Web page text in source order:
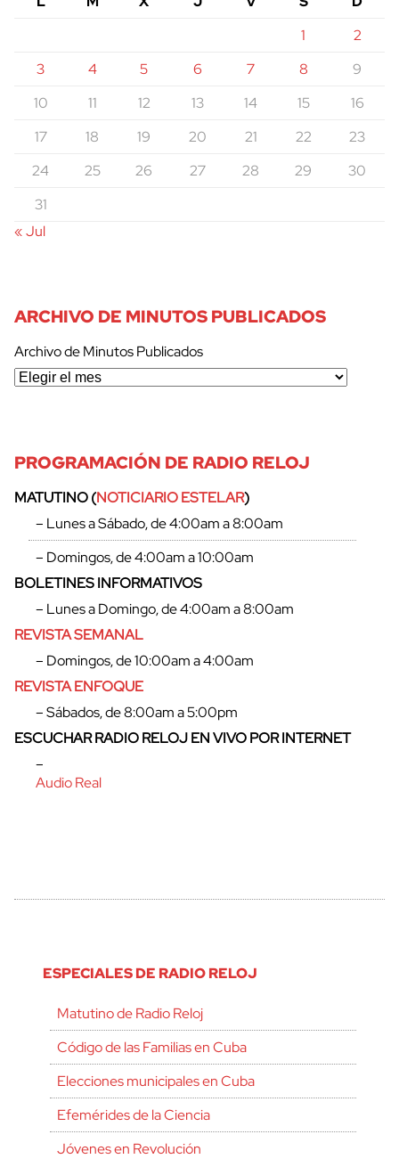
1
2
3
4 5 6 7 8
9
10
11 12 13 14 15
16
17
18 19 20 21 22
23
24
25 26 27 28 29
30
31
« Jul
ARCHIVO DE MINUTOS PUBLICADOS
Archivo de Minutos Publicados
PROGRAMACIÓN DE RADIO RELOJ
MATUTINO (NOTICIARIO ESTELAR)
– Lunes a Sábado, de 4:00am a 8:00am
– Domingos, de 4:00am a 10:00am
BOLETINES INFORMATIVOS
– Lunes a Domingo, de 4:00am a 8:00am
REVISTA SEMANAL
– Domingos, de 10:00am a 4:00am
REVISTA ENFOQUE
– Sábados, de 8:00am a 5:00pm
ESCUCHAR RADIO RELOJ EN VIVO POR INTERNET
–
Audio Real
ESPECIALES DE RADIO RELOJ
Matutino de Radio Reloj
Código de las Familias en Cuba
Elecciones municipales en Cuba
Efemérides de la Ciencia
Jóvenes en Revolución